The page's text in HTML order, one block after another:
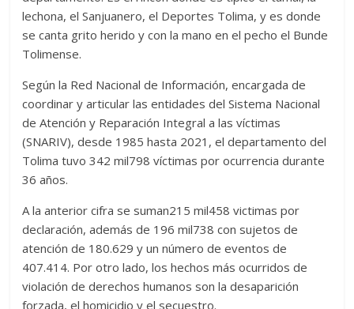
lechona, el Sanjuanero, el Deportes Tolima, y es donde
se canta grito herido y con la mano en el pecho el Bunde
Tolimense.
Según la Red Nacional de Información, encargada de
coordinar y articular las entidades del Sistema Nacional
de Atención y Reparación Integral a las víctimas
(SNARIV), desde 1985 hasta 2021, el departamento del
Tolima tuvo 342 mil798 víctimas por ocurrencia durante
36 años.
A la anterior cifra se suman215 mil458 victimas por
declaración, además de 196 mil738 con sujetos de
atención de 180.629 y un número de eventos de
407.414. Por otro lado, los hechos más ocurridos de
violación de derechos humanos son la desaparición
forzada, el homicidio y el secuestro.